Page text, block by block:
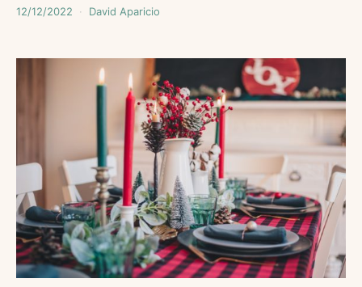
12/12/2022 David Aparicio